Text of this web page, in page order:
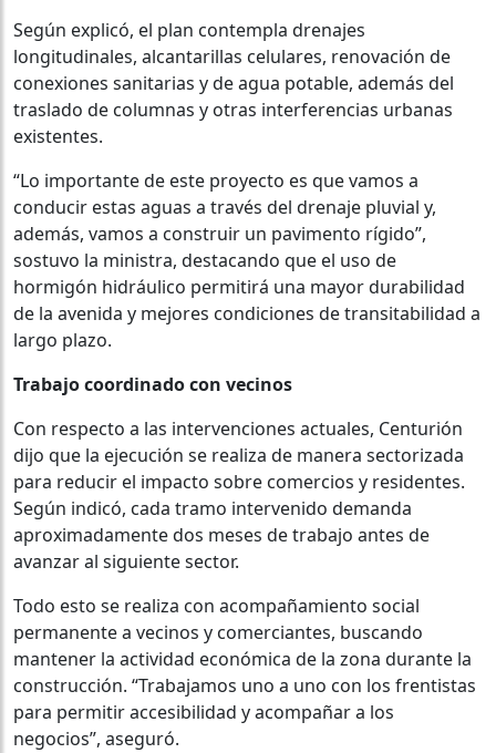
Según explicó, el plan contempla drenajes
longitudinales, alcantarillas celulares, renovación de
conexiones sanitarias y de agua potable, además del
traslado de columnas y otras interferencias urbanas
existentes.
“Lo importante de este proyecto es que vamos a
conducir estas aguas a través del drenaje pluvial y,
además, vamos a construir un pavimento rígido”,
sostuvo la ministra, destacando que el uso de
hormigón hidráulico permitirá una mayor durabilidad
de la avenida y mejores condiciones de transitabilidad a
largo plazo.
Trabajo coordinado con vecinos
Con respecto a las intervenciones actuales, Centurión
dijo que la ejecución se realiza de manera sectorizada
para reducir el impacto sobre comercios y residentes.
Según indicó, cada tramo intervenido demanda
aproximadamente dos meses de trabajo antes de
avanzar al siguiente sector.
Todo esto se realiza con acompañamiento social
permanente a vecinos y comerciantes, buscando
mantener la actividad económica de la zona durante la
construcción. “Trabajamos uno a uno con los frentistas
para permitir accesibilidad y acompañar a los
negocios”, aseguró.